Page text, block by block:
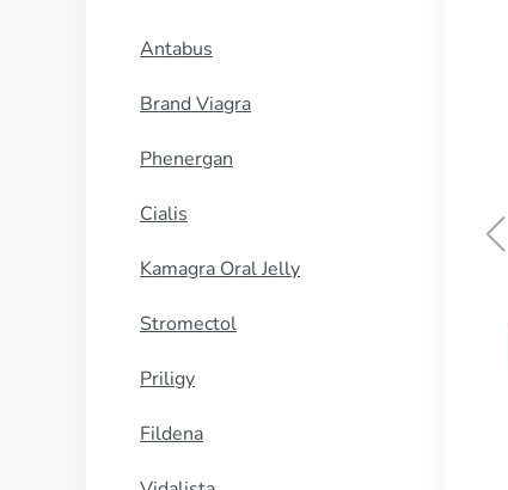
Antabus
Brand Viagra
Phenergan
Cialis
Kamagra Oral Jelly
Stromectol
Priligy
Fildena